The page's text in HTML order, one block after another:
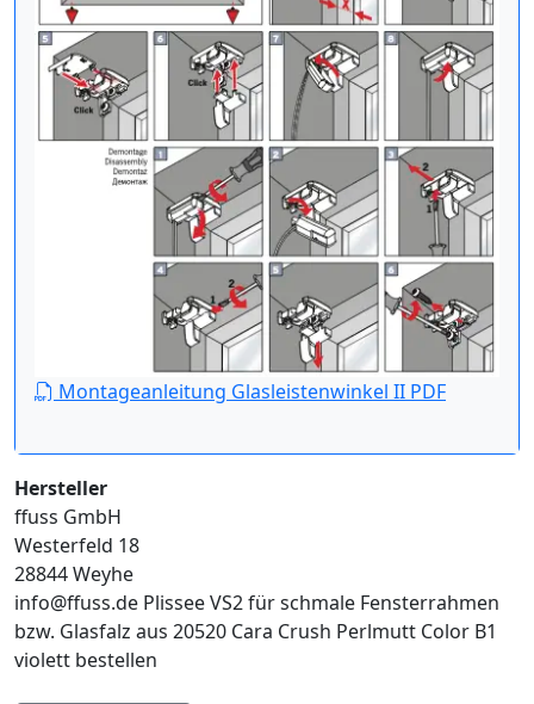
Montageanleitung Glasleistenwinkel II PDF
Hersteller
ffuss GmbH
Westerfeld 18
28844 Weyhe
info@ffuss.de Plissee VS2 für schmale Fensterrahmen
bzw. Glasfalz aus 20520 Cara Crush Perlmutt Color B1
violett bestellen